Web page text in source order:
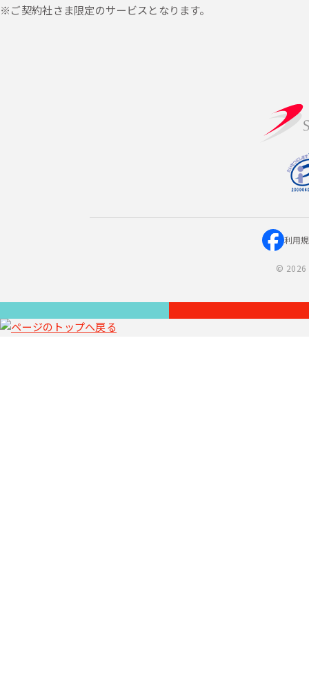
※ご契約社さま限定のサービスとなります。
利用
© 2026